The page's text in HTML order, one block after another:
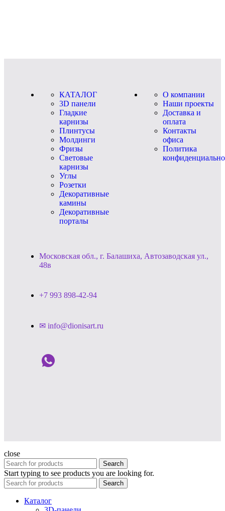
КАТАЛОГ
3D панели
Гладкие
карнизы
Плинтусы
Молдинги
Фризы
Световые
карнизы
Углы
Розетки
Декоративные
камины
Декоративные
порталы
О компании
Наши проекты
Доставка и
оплата
Контакты
офиса
Политика
Московская обл., г. Балашиха, Автозаводская ул.,
48в
+7 993 898-42-94
✉ info@dionisart.ru
close
Search
Start typing to see products you are looking for.
Search
Каталог